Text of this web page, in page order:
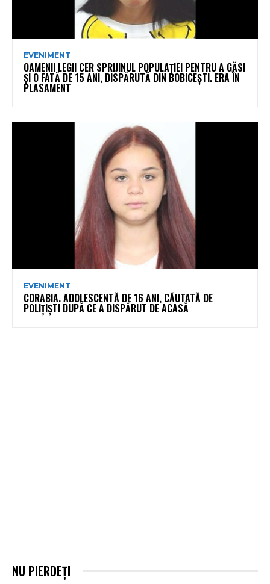
EVENIMENT
OAMENII LEGII CER SPRIJINUL POPULAȚIEI PENTRU A GĂSI
ȘI O FATĂ DE 15 ANI, DISPĂRUTĂ DIN BOBICEȘTI. ERA ÎN
PLASAMENT
EVENIMENT
CORABIA. ADOLESCENTĂ DE 16 ANI, CĂUTATĂ DE
POLIȚIȘTI DUPĂ CE A DISPĂRUT DE ACASĂ
NU PIERDEȚI